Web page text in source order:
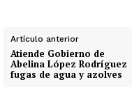
Artículo anterior
Atiende Gobierno de
Abelina López Rodríguez
fugas de agua y azolves